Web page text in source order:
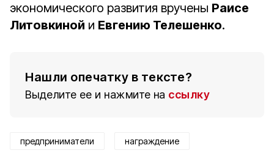
экономического развития вручены Раисе
Литовкиной и Евгению Телешенко.
Нашли опечатку в тексте?
Выделите ее и нажмите на ссылку
предприниматели награждение